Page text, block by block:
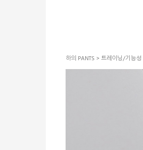
하의 PANTS > 트레이닝/기능성